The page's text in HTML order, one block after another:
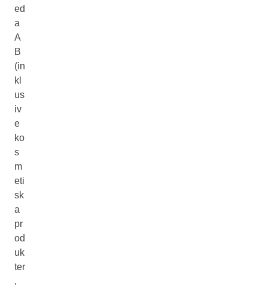
ed
a
A
B
(in
kl
us
iv
e
ko
s
m
eti
sk
a
pr
od
uk
ter
,